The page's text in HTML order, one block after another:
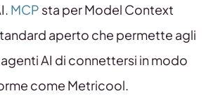
MCP sta per Model Context
aperto che permette agli
AI di connettersi in modo
come Metricool.